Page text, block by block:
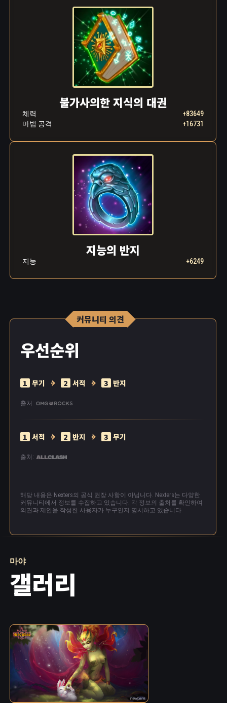
불가사의한 지식의 대권
체력
+83649
마법 공격
+16731
지능의 반지
지능 +6249
커뮤니티 의견
우선순위
1 무기 2 서적 3 반지
출처:
1 서적 2 반지 3 무기
출처:
해당 내용은 Nexters의 공식 권장 사항이 아닙니다. Nexters는 다양한
커뮤니티에서 정보를 수집하고 있습니다. 각 정보의 출처를 확인하여
의견과 제안을 작성한 사용자가 누구인지 명시하고 있습니다.
마야
갤러리